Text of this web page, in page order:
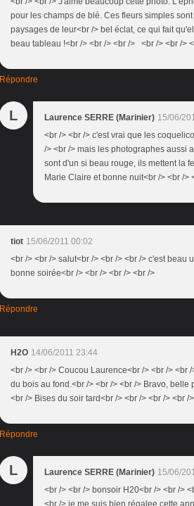
pour les champs de blé. Ces fleurs simples
paysages de leur<br /> bel éclat, ce qui fait
beau tableau !<br /> <br /> <br /> <br /> <br />
Répondre
L Laurence SERRE (Marinier) 15/06/
<br /> <br /> c'est vrai que les
/> <br /> mais les photographes aussi
sont d'un si beau rouge, ils mettent la
Marie Claire et bonne nuit<br /> <br />
tiot 15/06/2011 00:02
<br /> <br /> salut<br /> <br /> <br /> c'est beau
bonne soirée<br /> <br /> <br /> <br />
Répondre
H2O 14/06/2011 23:44
<br /> <br /> Coucou Laurence<br /> <br />
du bois au fond.<br /> <br /> <br /> Bravo,
<br /> Bises du soir tard<br /> <br /> <br /> <br />
Répondre
L Laurence SERRE (Marinier) 15/06/
<br /> <br /> bonsoir H20<br /> <br />